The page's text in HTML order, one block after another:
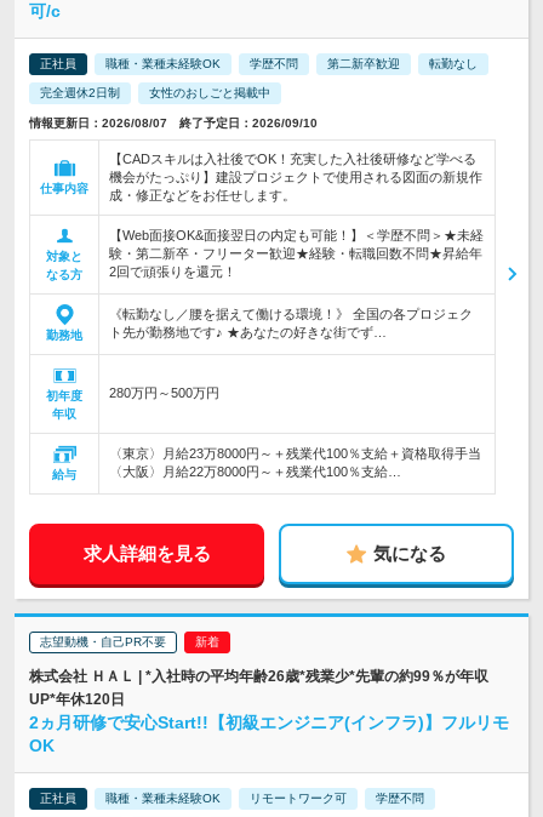
可/c
正社員 職種・業種未経験OK 学歴不問 第二新卒歓迎 転勤なし
完全週休2日制 女性のおしごと掲載中
情報更新日：2026/08/07 終了予定日：2026/09/10
仕事内容
【CADスキルは入社後でOK！充実した入社後研修など学べる
機会がたっぷり】建設プロジェクトで使用される図面の新規作
成・修正などをお任せします。
対象と
なる方
【Web面接OK&面接翌日の内定も可能！】＜学歴不問＞★未経
験・第二新卒・フリーター歓迎★経験・転職回数不問★昇給年
2回で頑張りを還元！
勤務地
《転勤なし／腰を据えて働ける環境！》 全国の各プロジェク
ト先が勤務地です♪ ★あなたの好きな街でず…
初年度
年収
280万円～500万円
給与
〈東京〉月給23万8000円～＋残業代100％支給＋資格取得手当
〈大阪〉月給22万8000円～＋残業代100％支給…
求人詳細を見る 気になる
志望動機・自己PR不要
株式会社 ＨＡＬ | *入社時の平均年齢26歳*残業少*先輩の約99％が年収
UP*年休120日
2ヵ月研修で安心Start!!【初級エンジニア(インフラ)】フルリモ
OK
正社員 職種・業種未経験OK リモートワーク可 学歴不問